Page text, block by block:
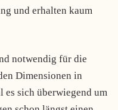
und erhalten kaum
notwendig für die
Dimensionen in
es sich überwiegend um